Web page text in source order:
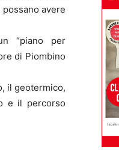
avere
“piano per
di Piombino
il geotermico,
e il percorso